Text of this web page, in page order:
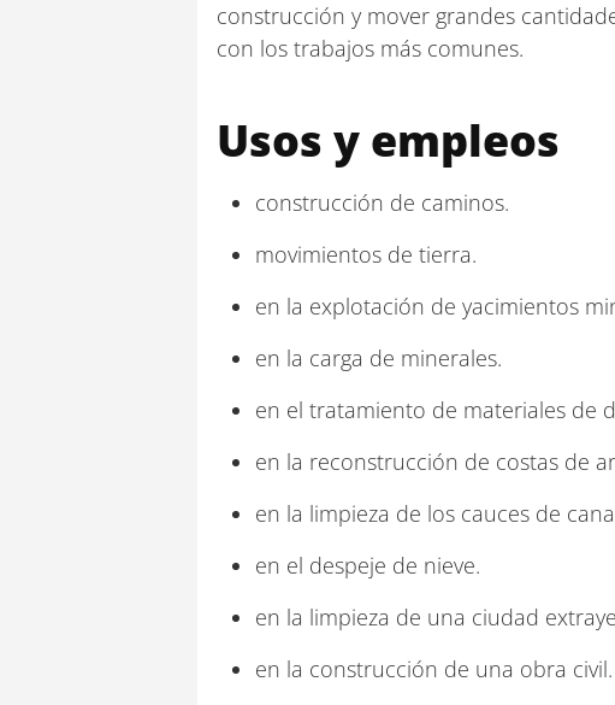
construcción y mover grandes
con los trabajos más comunes.
Usos y empleos
construcción de caminos.
movimientos de tierra.
en la explotación de yacimientos
en la carga de minerales.
en el tratamiento de materiales de
en la reconstrucción de costas de
en la limpieza de los cauces de
en el despeje de nieve.
en la limpieza de una ciudad
en la construcción de una obra civil.